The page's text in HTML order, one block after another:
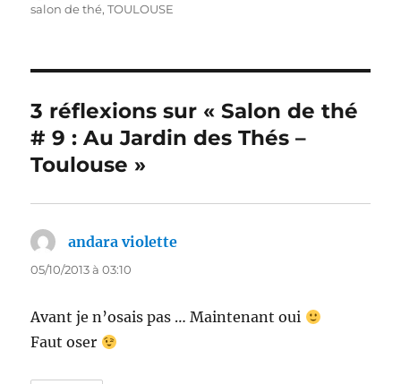
le
salon de thé,TOULOUSE
3 réflexions sur « Salon de thé
# 9 : Au Jardin des Thés –
Toulouse »
andara violette
05/10/2013 à 03:10
Avant je n’osais pas … Maintenant oui
Faut oser